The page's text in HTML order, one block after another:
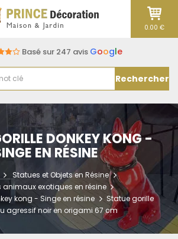
Basé sur 247 avis Google
Rechercher
0.00 €
DONKEY KONG -
EN RÉSINE
Statues et Objets en Résine
animaux exotiques en résine
kong - Singe en résine
Statue gorille
agressif noir en origami 67 cm